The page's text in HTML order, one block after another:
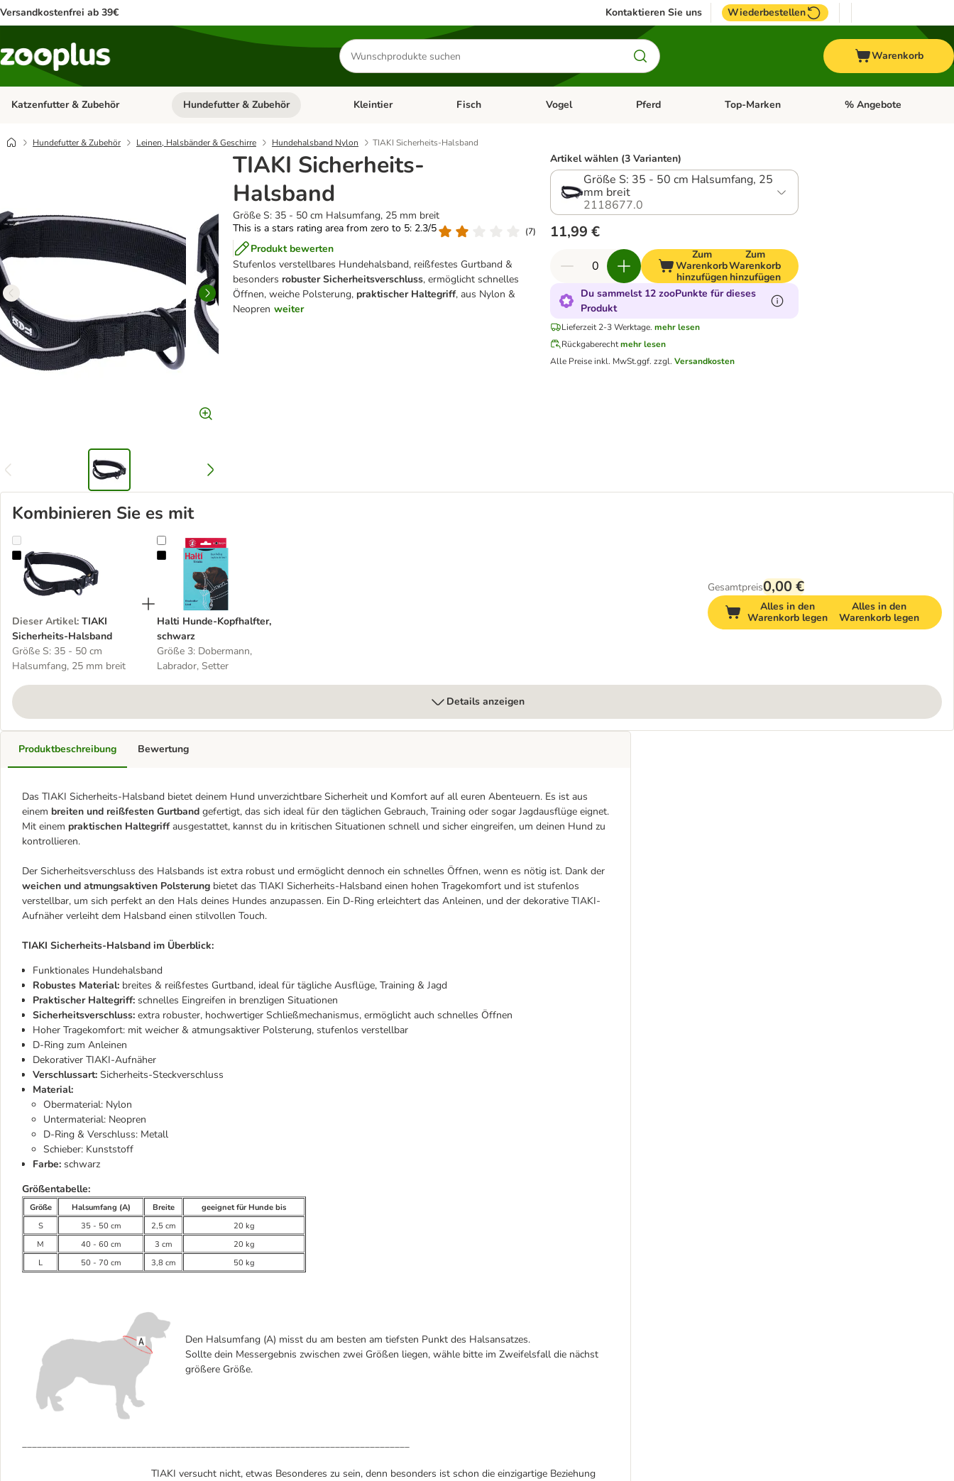
Versandkostenfrei ab 39€ Kontaktieren Sie uns Wiederbestellen
Produkte
suchen
Warenkorb
Katzenfutter & Zubehör Kategorie-Menü öffnen: Katzenfutter & Zubehör
Hundefutter & Zubehör Kategorie-Menü öffnen: Hundefutter & Zubehör
Kleintier Kategorie-Menü öffnen: Kleintier
Fisch Kategorie-Menü öffnen: Fisch
Vogel Kategorie-Menü öffnen: Vogel
Pferd Kategorie-Menü öffnen: Pferd
Top-Marken Kategorie-Menü öffnen:
% Angebote
Hundefutter & Zubehör Leinen, Halsbänder & Geschirre Hundehalsband Nylon TIAKI Sicherheits-Halsband
TIAKI Sicherheits-
Halsband
Größe S: 35 - 50 cm Halsumfang, 25 mm breit
This is a stars rating area from zero to 5: 2.3/5
(7)
Produkt bewerten
Stufenlos verstellbares Hundehalsband, reißfestes Gurtband &
besonders robuster Sicherheitsverschluss, ermöglicht schnelles
Öffnen, weiche Polsterung, praktischer Haltegriff, aus Nylon &
Neopren weiter
Artikel wählen (3 Varianten)
Größe S: 35 - 50 cm Halsumfang, 25
mm breit
2118677.0
11,99 €
Zum
Warenkorb
hinzufügen
Zum
Warenkorb
hinzufügen
Du sammelst 12 zooPunkte für dieses
Produkt
Lieferzeit 2-3 Werktage. mehr lesen
Rückgaberechtmehr lesen
Alle Preise inkl. MwSt.ggf. zzgl.Versandkosten
Kombinieren Sie es mit
TIAKI Sicherheits-Halsband
Dieser Artikel: TIAKI
Sicherheits-Halsband
Größe S: 35 - 50 cm
Halsumfang, 25 mm breit
Halti Hunde-Kopfhalfter, schwarz
Halti Hunde-Kopfhalfter,
schwarz
Größe 3: Dobermann,
Labrador, Setter
Gesamtpreis0,00 €
Alles in den
Warenkorb legen
Alles in den
Warenkorb legen
Details anzeigen
Produktbeschreibung
Das TIAKI Sicherheits-Halsband bietet deinem Hund unverzichtbare Sicherheit und Komfort auf all euren Abenteuern. Es ist aus
einem breiten und reißfesten Gurtband gefertigt, das sich ideal für den täglichen Gebrauch, Training oder sogar Jagdausflüge eignet.
Mit einem praktischen Haltegriffausgestattet, kannst du in kritischen Situationen schnell und sicher eingreifen, um deinen Hund zu
kontrollieren.
Der Sicherheitsverschluss des Halsbands ist extra robust und ermöglicht dennoch ein schnelles Öffnen, wenn es nötig ist. Dank der
weichen und atmungsaktiven Polsterung bietet das TIAKI Sicherheits-Halsband einen hohen Tragekomfort und ist stufenlos
verstellbar, um sich perfekt an den Hals deines Hundes anzupassen. Ein D-Ring erleichtert das Anleinen, und der dekorative TIAKI-
Aufnäher verleiht dem Halsband einen stilvollen Touch.
TIAKI Sicherheits-Halsband im Überblick:
Funktionales Hundehalsband
Robustes Material: breites & reißfestes Gurtband, ideal für tägliche Ausflüge, Training & Jagd
Praktischer Haltegriff: schnelles Eingreifen in brenzligen Situationen
Sicherheitsverschluss: extra robuster, hochwertiger Schließmechanismus, ermöglicht auch schnelles Öffnen
Hoher Tragekomfort: mit weicher & atmungsaktiver Polsterung, stufenlos verstellbar
D-Ring zum Anleinen
Dekorativer TIAKI-Aufnäher
Verschlussart: Sicherheits-Steckverschluss
Material:
Obermaterial: Nylon
Untermaterial: Neopren
D-Ring & Verschluss: Metall
Schieber: Kunststoff
Farbe: schwarz
Größentabelle:
Größe Halsumfang (A) Breite
geeignet für Hunde bis
S
35 - 50 cm 2,5 cm
20 kg
M
40 - 60 cm 3 cm
20 kg
L
50 - 70 cm 3,8 cm 50 kg
Den Halsumfang (A) misst du am besten am tiefsten Punkt des Halsansatzes.
Sollte dein Messergebnis zwischen zwei Größen liegen, wähle bitte im Zweifelsfall die nächst
größere Größe.
______________________________________________________________________________
TIAKI versucht nicht, etwas Besonderes zu sein, denn besonders ist schon die einzigartige Beziehung
Bewertung